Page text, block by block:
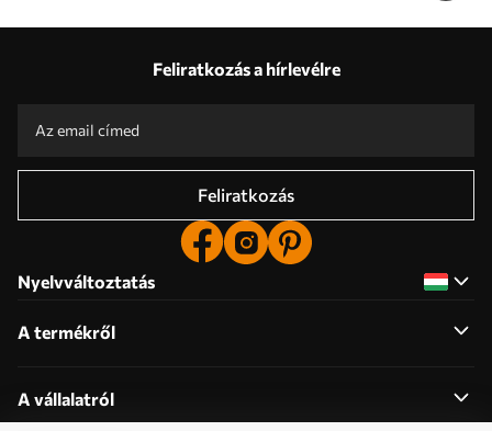
Feliratkozás a hírlevélre
Feliratkozás
Nyelvváltoztatás
A termékről
A vállalatról